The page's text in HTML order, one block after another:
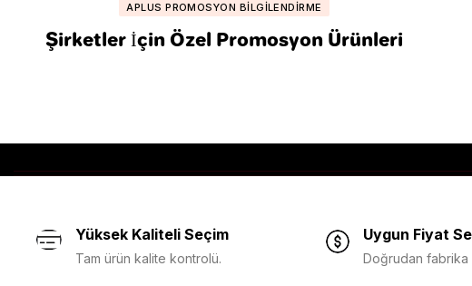
APLUS PROMOSYON BILGILENDIRME
Şirketler İçin Özel Promosyon Ürünleri
Yüksek Kaliteli Seçim
Tam ürün kalite kontrolü.
Uygun Fiyat
Doğrudan fabrika